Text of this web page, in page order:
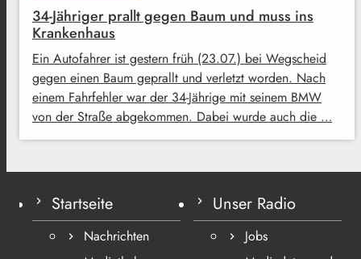
34-Jähriger prallt gegen Baum und muss ins
Krankenhaus
Ein Autofahrer ist gestern früh (23.07.) bei Wegscheid
gegen einen Baum geprallt und verletzt worden. Nach
einem Fahrfehler war der 34-Jährige mit seinem BMW
von der Straße abgekommen. Dabei wurde auch die …
Startseite
Nachrichten
Unser Radio
Jobs